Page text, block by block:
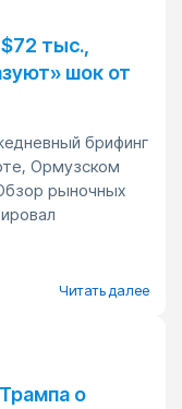
тыс.,
шок от
брифинг
Ормузском
рыночных
Читать далее
о